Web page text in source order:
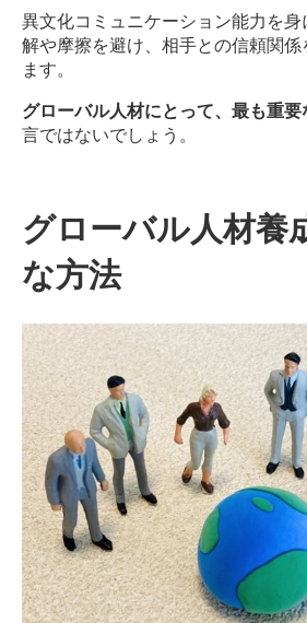
異文化コミュニケーション能力を
解や摩擦を避け、相手との信頼関係
ます。
グローバル人材にとって、最も重要
言ではないでしょう。
グローバル人材養
な方法